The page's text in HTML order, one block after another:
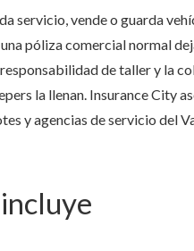
servicio, vende o guarda
póliza comercial normal
de taller y la
la llenan. Insurance City
y agencias de servicio del